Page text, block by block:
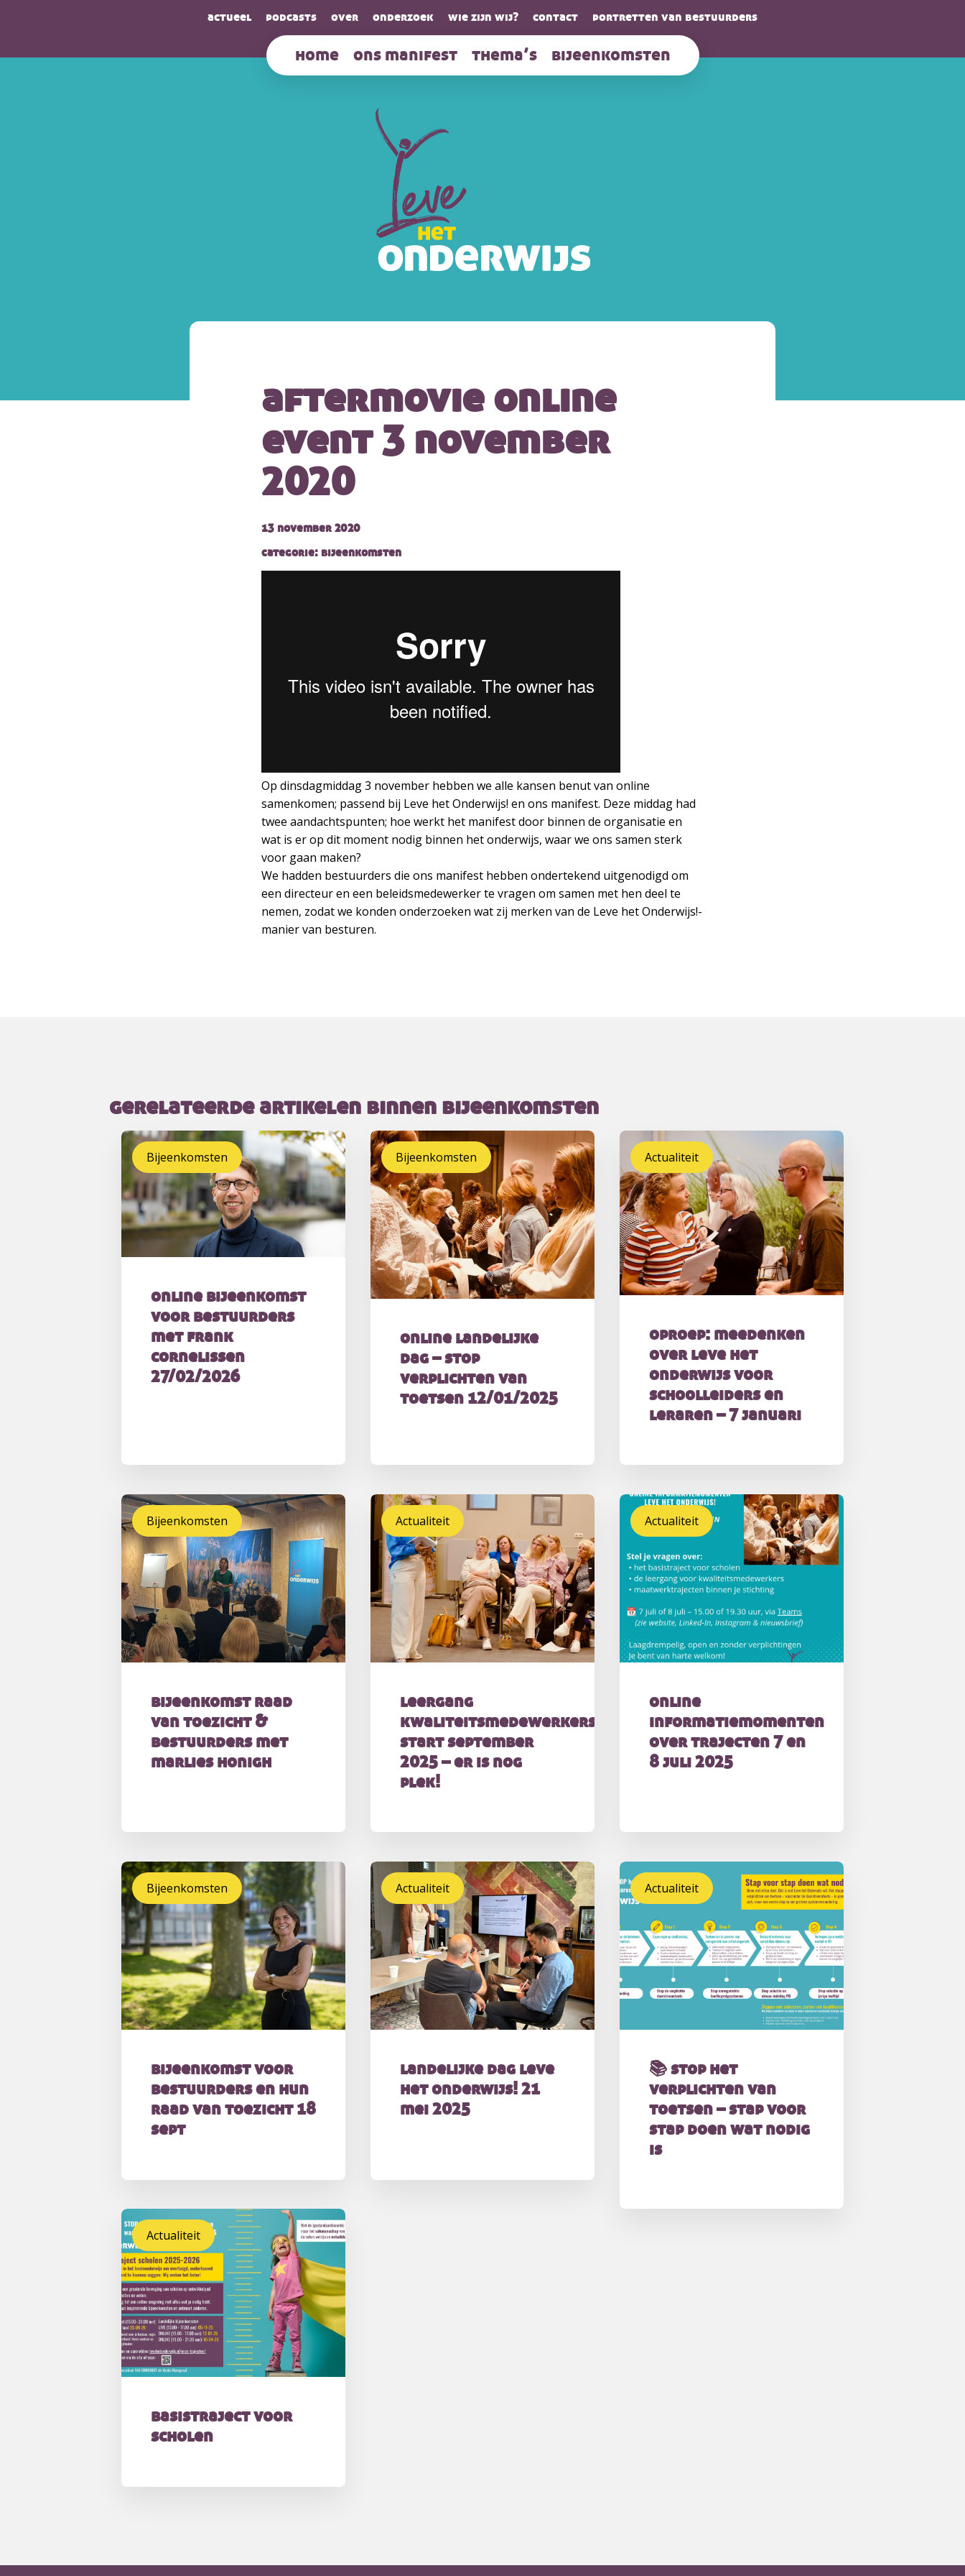
actueel podcasts over onderzoek wie zijn wij? contact portretten van bestuurders
home ons manifest thema’s bijeenkomsten
aftermovie online
event 3 november
2020
13 november 2020
categorie: bijeenkomsten
Op dinsdagmiddag 3 november hebben we alle kansen benut van online
samenkomen; passend bij Leve het Onderwijs! en ons manifest. Deze middag had
twee aandachtspunten; hoe werkt het manifest door binnen de organisatie en
wat is er op dit moment nodig binnen het onderwijs, waar we ons samen sterk
voor gaan maken?
We hadden bestuurders die ons manifest hebben ondertekend uitgenodigd om
een directeur en een beleidsmedewerker te vragen om samen met hen deel te
nemen, zodat we konden onderzoeken wat zij merken van de Leve het Onderwijs!-
manier van besturen.
gerelateerde artikelen binnen bijeenkomsten
Bijeenkomsten
online bijeenkomst
voor bestuurders
met frank
cornelissen
27/02/2026
Bijeenkomsten
online landelijke
dag – stop
verplichten van
toetsen 12/01/2025
Actualiteit
oproep: meedenken
over leve het
onderwijs voor
schoolleiders en
leraren – 7 januari
Bijeenkomsten
bijeenkomst raad
van toezicht &
bestuurders met
marlies honigh
Actualiteit
leergang
kwaliteitsmedewerkers
start september
2025 – er is nog
plek!
Actualiteit
online
informatiemomenten
over trajecten 7 en
8 juli 2025
Bijeenkomsten
bijeenkomst voor
bestuurders en hun
raad van toezicht 18
sept
Actualiteit
landelijke dag leve
het onderwijs! 21
mei 2025
Actualiteit
📚 stop het
verplichten van
toetsen – stap voor
stap doen wat nodig
is
Actualiteit
basistraject voor
scholen